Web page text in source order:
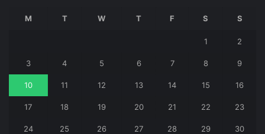
M T W T F S S
1 2
3 4 5 6 7 8 9
10 11 12 13 14 15 16
17 18 19 20 21 22 23
24 25 26 27 28 29 30